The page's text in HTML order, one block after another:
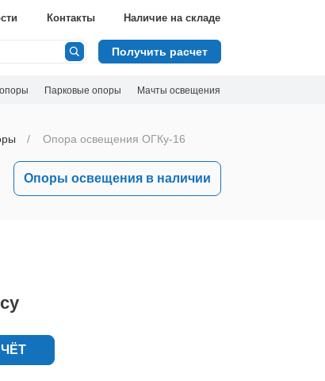
Контакты Наличие на складе
Получить расчет
Парковые опоры Мачты освещения
Опора освещения ОГКу-16
Опоры освещения в наличии